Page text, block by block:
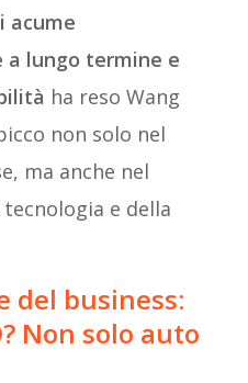
acume
lungo termine e
ha reso Wang
non solo nel
ma anche nel
e della
del business:
Non solo auto